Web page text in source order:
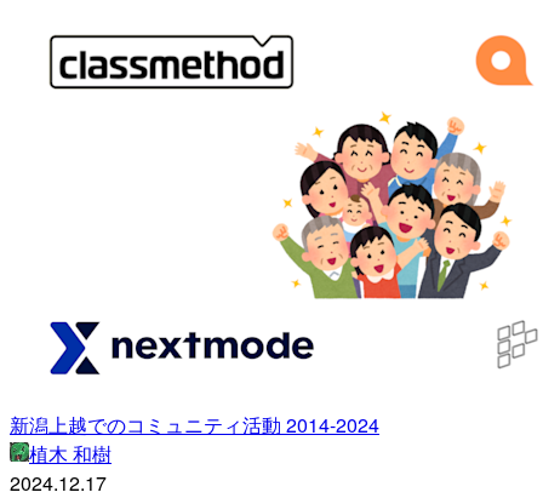
新潟上越でのコミュニティ活動 2014-2024
植木 和樹
2024.12.17